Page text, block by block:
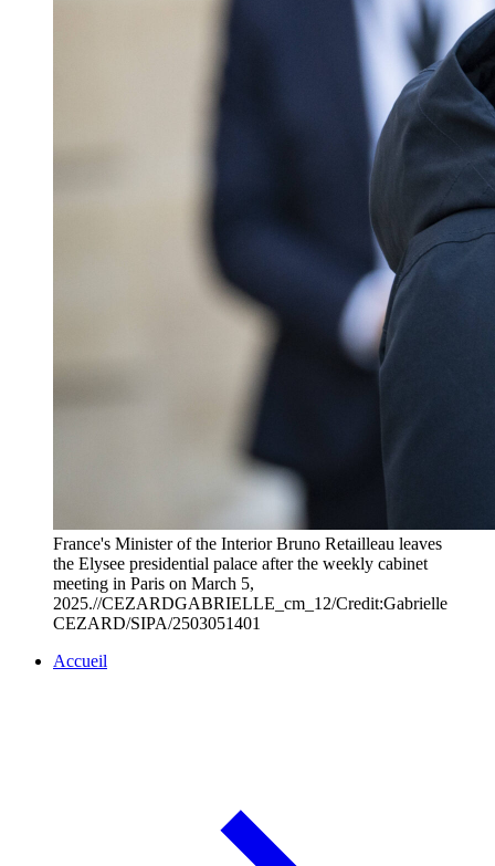
France's Minister of the Interior Bruno Retailleau leaves
the Elysee presidential palace after the weekly cabinet
meeting in Paris on March 5,
2025.//CEZARDGABRIELLE_cm_12/Credit:Gabrielle
CEZARD/SIPA/2503051401
Accueil